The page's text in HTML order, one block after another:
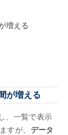
増える
が増える
、一覧で表示
すが、 データ